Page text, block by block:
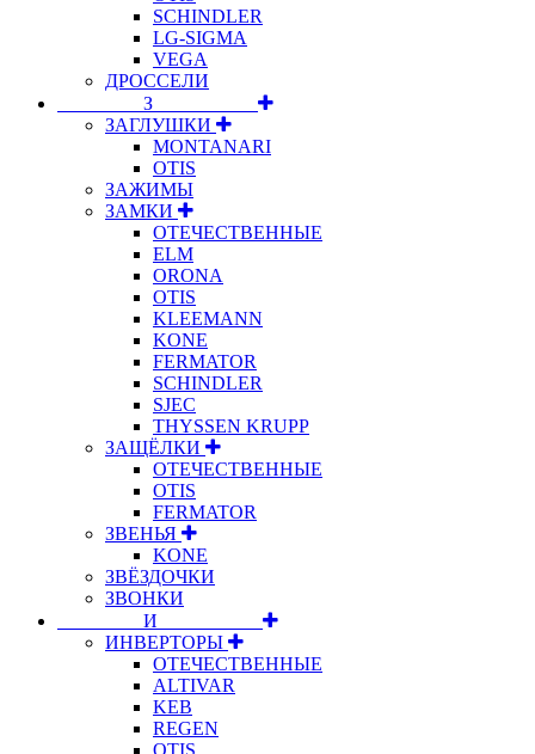
SCHINDLER
LG-SIGMA
VEGA
ДРОССЕЛИ
⠀⠀⠀⠀⠀⠀З⠀⠀⠀⠀⠀⠀⠀
ЗАГЛУШКИ
MONTANARI
OTIS
ЗАЖИМЫ
ЗАМКИ
ОТЕЧЕСТВЕННЫЕ
ELM
ORONA
OTIS
KLEEMANN
KONE
FERMATOR
SCHINDLER
SJEC
THYSSEN KRUPP
ЗАЩЁЛКИ
ОТЕЧЕСТВЕННЫЕ
OTIS
FERMATOR
ЗВЕНЬЯ
KONE
ЗВЁЗДОЧКИ
ЗВОНКИ
⠀⠀⠀⠀⠀⠀И⠀⠀⠀⠀⠀⠀⠀
ИНВЕРТОРЫ
ОТЕЧЕСТВЕННЫЕ
ALTIVAR
KEB
REGEN
OTIS